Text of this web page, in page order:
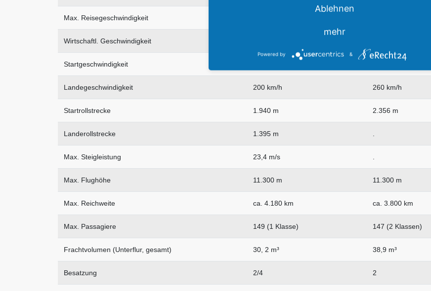
Max. Reisegeschwindigkeit
Wirtschaftl. Geschwindigkeit
Startgeschwindigkeit
Landegeschwindigkeit 200 km/h 260 km/h
Startrollstrecke 1.940 m 2.356 m
Landerollstrecke 1.395 m
Max. Steigleistung 23,4 m/s
Max. Flughöhe 11.300 m 11.300 m
Max. Reichweite ca. 4.180 km ca. 3.800 km
Max. Passagiere 149 (1 Klasse) 147 (2 Klassen)
Frachtvolumen (Unterflur, gesamt) 30, 2 m³ 38,9 m³
Besatzung 2/4 2
Ablehnen
mehr
Powered by &